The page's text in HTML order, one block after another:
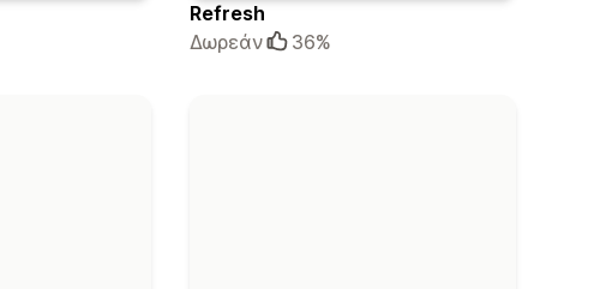
Refresh
Δωρεάν
36%